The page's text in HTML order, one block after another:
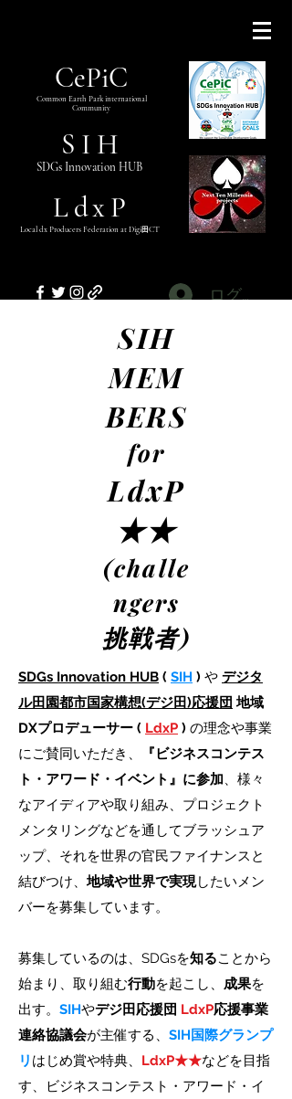
CePiC
Common Earth Park international
Community
S I H
SDGs Innovation HUB
LdxP
Local dxProducersFederation at Digi田CT
ログイン
SIH
MEM
BERS
for
LdxP
★★
(challe
ngers
挑戦者)
SDGs Innovation HUB ( SIH ) や デジタ
ル田園都市国家構想(デジ田)応援団 地域
DXプロデューサー ( LdxP ) の理念や事業
にご賛同いただき、
『ビジネスコンテス
ト・アワード・イベント』に参加、様々
なアイディアや取り組み、プロジェクト
メンタリングなどを通してブラッシュア
ップ、それを世界の官民ファイナンスと
結びつけ、地域や世界で実現したいメン
バーを募集しています。
募集しているのは、SDGsを知ることから
始まり、取り組む行動を起こし、 成果を
出す。 SIHやデジ田応援団 LdxP応援事業
連絡協議会が主催する、 SIH国際グランプ
リ はじめ賞や特典、 LdxP★★などを目指
す、ビジネスコンテスト・アワード・イ